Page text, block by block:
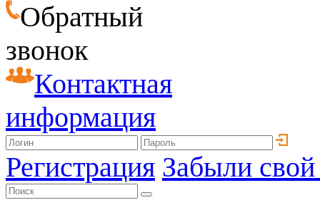
Обратный
звонок
Контактная
информация
Регистрация Забыли